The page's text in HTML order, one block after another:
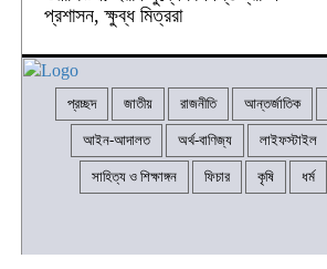
প্রশাসন, ক্ষুব্ধ মিত্ররা
প্রচ্ছদ জাতীয় রাজনীতি আন্তর্জাতিক
আইন-আদালত অর্থ-বাণিজ্য লাইফস্টাইল
সাহিত্য ও শিক্ষাঙ্গন ফিচার কৃষি ধর্ম